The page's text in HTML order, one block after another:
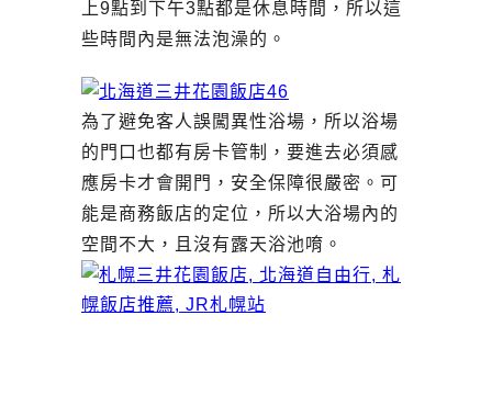
上9點到下午3點都是休息時間，所以這
些時間內是無法泡澡的。
為了避免客人誤闖異性浴場，所以浴場
的門口也都有房卡管制，要進去必須感
應房卡才會開門，安全保障很嚴密。可
能是商務飯店的定位，所以大浴場內的
空間不大，且沒有露天浴池唷。